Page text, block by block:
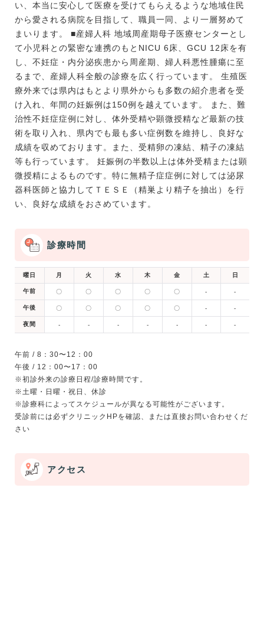
い、本当に安心して医療を受けてもらえるような地域住民
から愛される病院を目指して、職員一同、より一層努めて
まいります。 ■産婦人科 地域周産期母子医療センターとし
て小児科との緊密な連携のもとNICU 6床、GCU 12床を有
し、不妊症・内分泌疾患から周産期、婦人科悪性腫瘍に至
るまで、産婦人科全般の診療を広く行っています。 生殖医
療外来では県内はもとより県外からも多数の紹介患者を受
け入れ、年間の妊娠例は150例を越えています。 また、難
治性不妊症症例に対し、体外受精や顕微授精など最新の技
術を取り入れ、県内でも最も多い症例数を維持し、良好な
成績を収めております。また、受精卵の凍結、精子の凍結
等も行っています。 妊娠例の半数以上は体外受精または顕
微授精によるものです。特に無精子症症例に対しては泌尿
器科医師と協力してＴＥＳＥ（精巣より精子を抽出）を行
い、良好な成績をおさめています。
診療時間
曜日 月 火 水 木 金 土 日
午前 〇 〇 〇 〇 〇 - -
午後 〇 〇 〇 〇 〇 - -
夜間 - - - - - - -
午前 / 8：30〜12：00
午後 / 12：00〜17：00
※初診外来の診療日程/診療時間です。
※土曜・日曜・祝日、休診
※診療科によってスケジュールが異なる可能性がございます。
受診前には必ずクリニックHPを確認、または直接お問い合わせくだ
アクセス